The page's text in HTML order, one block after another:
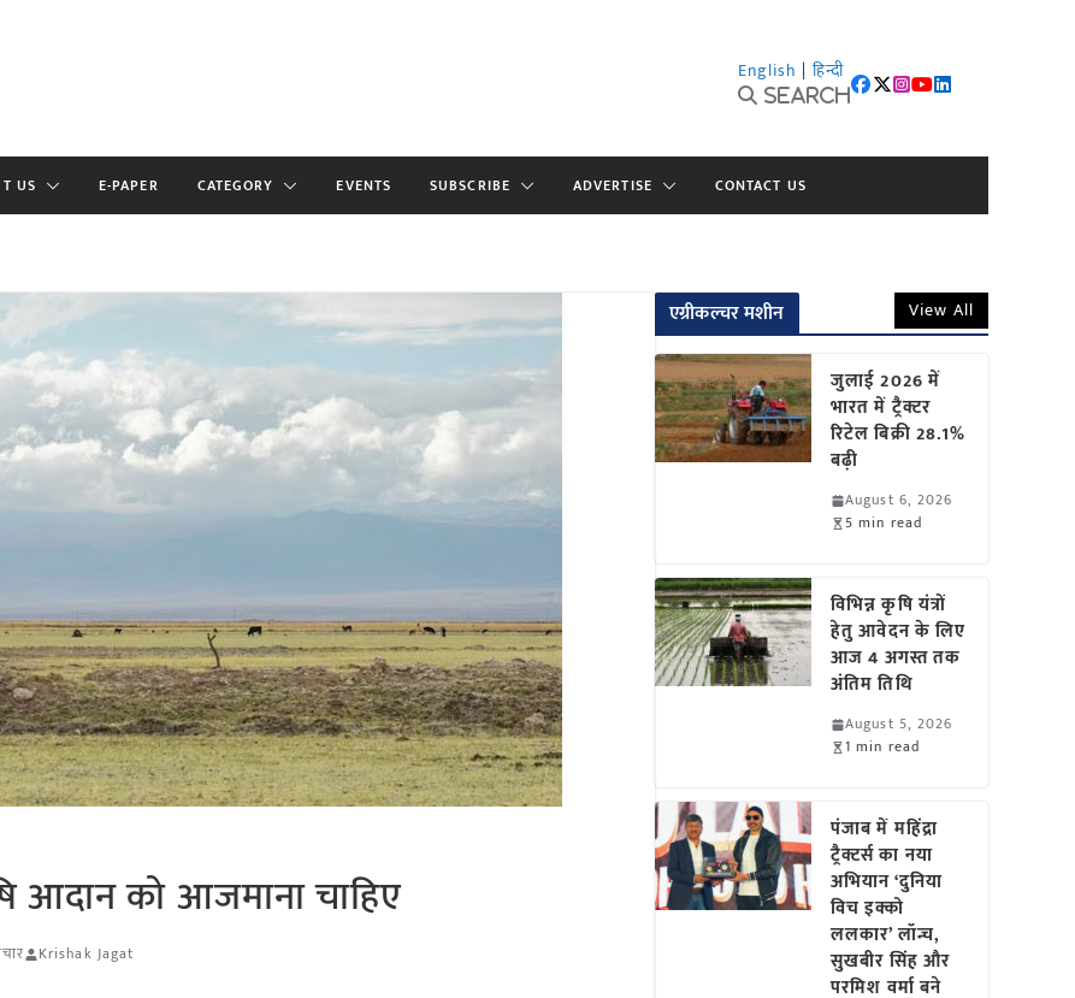
English | हिन्दी
Search
US E-PAPER CATEGORY EVENTS SUBSCRIBE ADVERTISE CONTACT US
को आजमाना चाहिए
Krishak Jagat
एग्रीकल्चर मशीन View All
जुलाई 2026 में
भारत में ट्रैक्टर
रिटेल बिक्री 28.1%
बढ़ी
August 6, 2026
5 min read
विभिन्न कृषि यंत्रों
हेतु आवेदन के लिए
आज 4 अगस्त तक
अंतिम तिथि
August 5, 2026
1 min read
पंजाब में महिंद्रा
ट्रैक्टर्स का नया
अभियान ‘दुनिया
विच इक्को
ललकार’ लॉन्च,
सुखबीर सिंह और
परमिश वर्मा बने